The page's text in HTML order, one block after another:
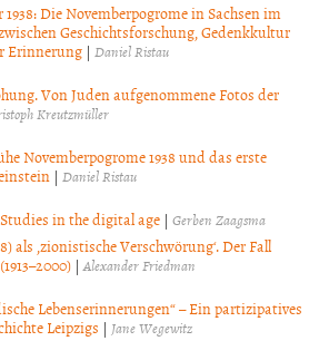
1938: Die Novemberpogrome in Sachsen im
Geschichtsforschung, Gedenkkultur
Erinnerung | Daniel Ristau
Von Juden aufgenommene Fotos der
Kreutzmüller
Novemberpogrome 1938 und das erste
| Daniel Ristau
in the digital age |Gerben Zaagsma
als ‚zionistische Verschwörung‘. Der Fall
|Alexander Friedman
Lebenserinnerungen“ – Ein partizipatives
Leipzigs | Jane Wegewitz